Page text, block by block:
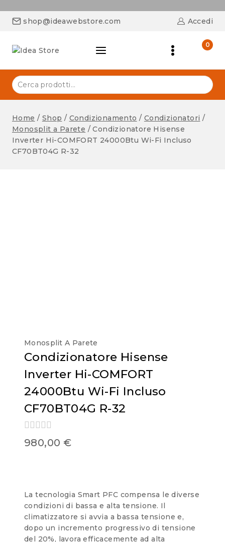
shop@ideawebstore.com Accedi
0
Home / Shop / Condizionamento / Condizionatori /
Monosplit a Parete / Condizionatore Hisense
Inverter Hi-COMFORT 24000Btu Wi-Fi Incluso
CF70BT04G R-32
Monosplit A Parete
Condizionatore Hisense
Inverter Hi-COMFORT
24000Btu Wi-Fi Incluso
CF70BT04G R-32
0
out
980,00 €
La tecnologia Smart PFC compensa le diverse
condizioni di bassa e alta tensione. Il
climatizzatore si avvia a bassa tensione e,
dopo un incremento progressivo di tensione
del 20%, lavora efficacemente ad alta